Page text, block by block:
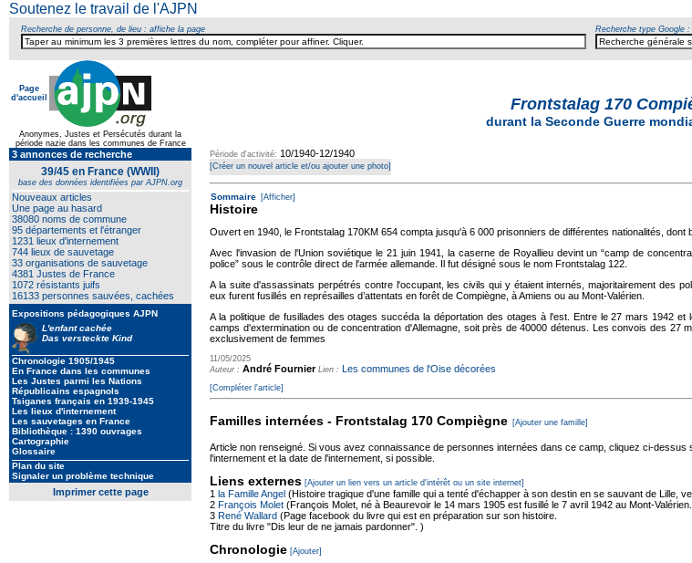
Soutenez le travail de l'AJPN
Recherche de personne, de lieu : affiche la page Recherche type Google
Page
d'accueil
Anonymes, Justes et Persécutés durant la
période nazie dans les communes de France
3 annonces de recherche
39/45 en France (WWII)
base des données identifiées par AJPN.org
Nouveaux articles
Une page au hasard
38080 noms de commune
95 départements et l'étranger
1231 lieux d'internement
744 lieux de sauvetage
33 organisations de sauvetage
4381 Justes de France
1072 résistants juifs
16133 personnes sauvées, cachées
Expositions pédagogiques AJPN
L'enfant cachée
Das versteckte Kind
Chronologie 1905/1945
En France dans les communes
Les Justes parmi les Nations
Républicains espagnols
Tsiganes français en 1939-1945
Les lieux d'internement
Les sauvetages en France
Bibliothèque : 1390 ouvrages
Cartographie
Glossaire
Plan du site
Signaler un problème technique
Imprimer cette page
Frontstalag 170
durant la Seconde Guerre
Période d'activité: 10/1940-12/1940
[Créer un nouvel article et/ou ajouter une photo]
Sommaire [Afficher]
Histoire
Ouvert en 1940, le Frontstalag 170KM 654 compta jusqu'à 6 000 prisonniers de différentes nationalités, dont
Avec l'invasion de l'Union soviétique le 21 juin 1941, la caserne de Royallieu devint un “camp de
police” sous le contrôle direct de l'armée allemande. Il fut désigné sous le nom Frontstalag 122.
A la suite d'assassinats perpétrés contre l'occupant, les civils qui y étaient internés, majoritairement des
eux furent fusillés en représailles d’attentats en forêt de Compiègne, à Amiens ou au Mont-Valérien.
A la politique de fusillades des otages succéda la déportation des otages à l'est. Entre le 27 mars 1942
camps d'extermination ou de concentration d'Allemagne, soit près de 40000 détenus. Les convois des 27
exclusivement de femmes
11/05/2025
Auteur : André Fournier Lien : Les communes de l'Oise décorées
[Compléter l'article]
Familles internées - Frontstalag 170 Compiègne [Ajouter une famille]
Article non renseigné. Si vous avez connaissance de personnes internées dans ce camp, cliquez ci-dessus
l'internement et la date de l'internement, si possible.
Liens externes [Ajouter un lien vers un article d'intérêt ou un site internet]
1 la Famille Angel (Histoire tragique d'une famille qui a tenté d'échapper à son destin en se sauvant de Lille,
2 François Molet (François Molet, né à Beaurevoir le 14 mars 1905 est fusillé le 7 avril 1942 au Mont-
3 René Wallard (Page facebook du livre qui est en préparation sur son histoire.
Titre du livre "Dis leur de ne jamais pardonner". )
Chronologie [Ajouter]